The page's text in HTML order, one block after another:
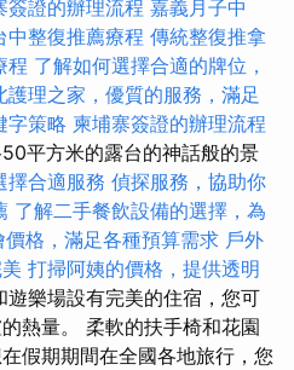
簽證的辦理流程 嘉義月子中
中整復推薦療程 傳統整復推拿
程 了解如何選擇合適的牌位，
護理之家，優質的服務，滿足
字策略 柬埔寨簽證的辦理流程
平方米的露台的神話般的景
擇合適服務 偵探服務，協助你
了解二手餐飲設備的選擇，為
格，滿足各種預算需求 戶外
打掃阿姨的價格，提供透明
遊樂場設有完美的住宿，您可
熱量。 柔軟的扶手椅和花園
假期期間在全國各地旅行，您